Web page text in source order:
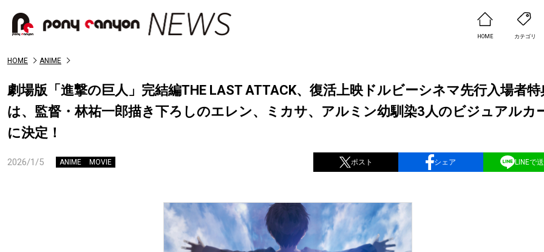
HOME カテゴリ
HOME ANIME
劇場版「進撃の巨人」完結編THE LAST ATTACK、復活上映ドルビーシネマ先行入場者特
は、監督・林祐一郎描き下ろしのエレン、ミカサ、アルミン幼馴染3人のビジュアルカ
に決定！
2026/1/5 ANIME MOVIE ポスト シェア LINEで